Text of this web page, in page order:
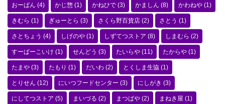
おーばん (4) かじ惣 (1) かねひで (3) かましん (8) かわねや (1)
きむら (1) ぎゅーとら (3) さくら野百貨店 (2) さとう (1)
さとちょう (4) しげのや (1) しずてつストア (8) しまむら (2)
すーぱーこいけ (1) せんどう (3) たいらや (11) たからや (1)
たまや (3) たもり (1) だいわ (2) とくしま生協 (1)
とりせん (12) にいつフードセンター (3) にしがき (3)
にしてつストア (5) まいづる (2) まつばや (2) まねき屋 (1)